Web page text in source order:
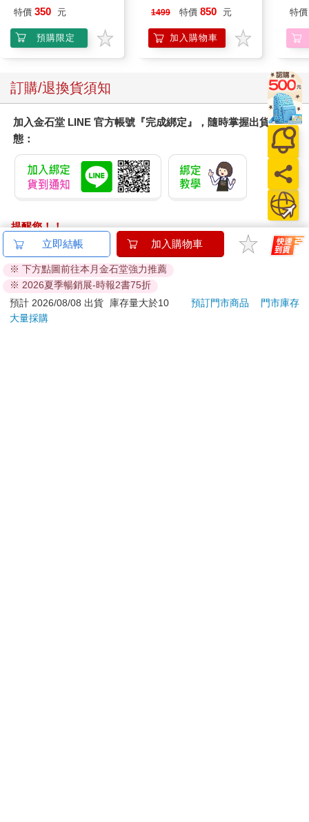
特價 350 元
預購限定
機)
1499 特價 850 元
加入購物車
我
特價
訂購/退換貨須知
加入金石堂 LINE 官方帳號『完成綁定』，隨時掌握出貨動
態：
提醒您！！
金石堂及銀行均不會請您操作ATM! 如接獲電話要求您前往
ATM提款機，請不要聽從指示，以免受騙上當！
退換貨須知：
**提醒您，鑑賞期不等於試用期，退回商品須為全新狀態**
依據「消費者保護法」第19條及行政院消費者保護處公告之
立即結帳 加入購物車
※ 下方點圖前往本月金石堂強力推薦
※ 2026夏季暢銷展-時報2書75折
預計 2026/08/08 出貨
庫存量大於10 預訂門市商品
門市庫存
大量採購